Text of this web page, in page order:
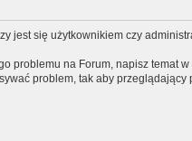
jest się użytkownikiem czy
problemu na Forum, napisz temat w
problem, tak aby